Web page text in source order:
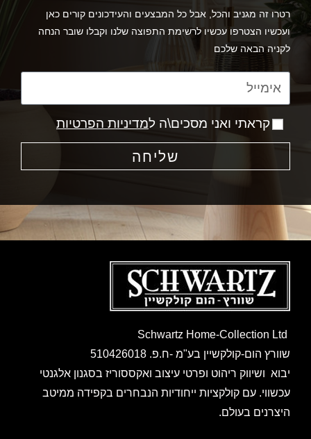
רטרו זה מגניב והכל, אבל כל המבצעים והעידכונים קורים כאן
ועכשיו הצטרפו עכשיו לרשימת התפוצה שלנו וקבלו שובר הנחה
לקניה הבאה שלכם
קראתי ואני מסכים\ה למדיניות הפרטיות
שליחה
שוורץ הום-קולקשיין בע"מ -ח.פ. 510426018
יבוא ושיווק ריהוט ופרטי עיצוב ואקססוריז בסגנון אלגנטי
עכשווי. עם קולקציות ייחודיות הנבחרים בקפידה ממיטב
היצרנים בעולם.